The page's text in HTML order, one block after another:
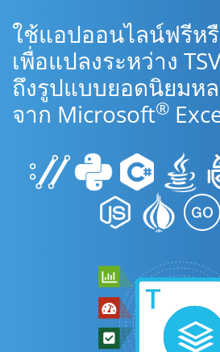
ใช้แอปออนไลน์ฟรีหรื
เพื่อแปลงระหว่าง
ถึงรูปแบบยอดนิยมห
จาก Microsoft®